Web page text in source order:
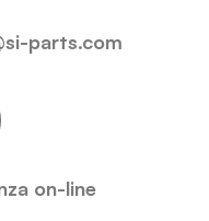
parts.com
on-line